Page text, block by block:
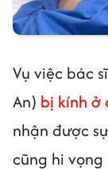
Vụ việc bác
An) bị kính ở
nhận được
cũng hi vọng